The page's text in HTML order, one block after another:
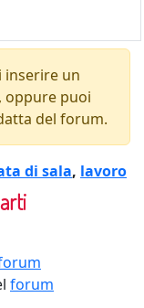
inserire un
, oppure puoi
del forum.
di sala, lavoro
forum